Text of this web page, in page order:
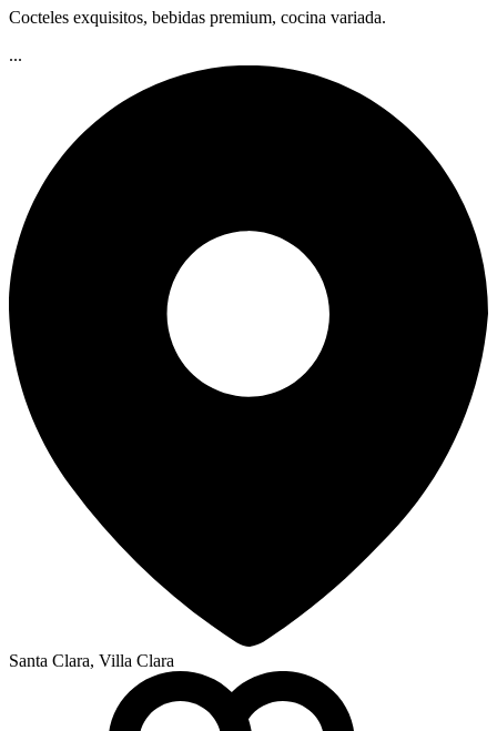
Cocteles exquisitos, bebidas premium, cocina variada.
...
Santa Clara, Villa Clara